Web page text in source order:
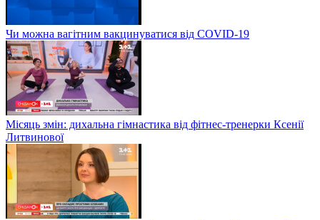
Чи можна вагітним вакцинуватися від COVID-19
Місяць змін: дихальна гімнастика від фітнес-тренерки Ксенії
Литвинової